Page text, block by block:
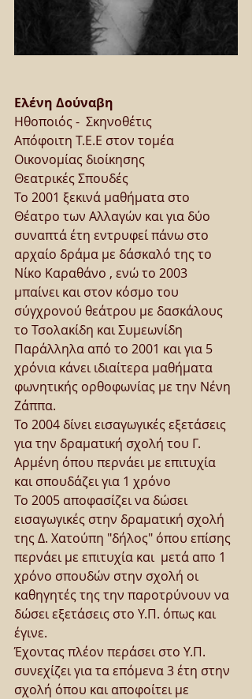
Ελένη Δούναβη
Ηθοποιός -  Σκηνοθέτις
Απόφοιτη Τ.Ε.Ε στον τομέα
Οικονομίας διοίκησης
Θεατρικές Σπουδές
Το 2001 ξεκινά μαθήματα στο
Θέατρο των Αλλαγών και για δύο
συναπτά έτη εντρυφεί πάνω στο
αρχαίο δράμα με δάσκαλό της το
Νίκο Καραθάνο , ενώ το 2003
μπαίνει και στον κόσμο του
σύγχρονού θεάτρου με δασκάλους
το Τσολακίδη και Συμεωνίδη
Παράλληλα από το 2001 και για 5
χρόνια κάνει ιδιαίτερα μαθήματα
φωνητικής ορθοφωνίας με την Νένη
Ζάππα.
Το 2004 δίνει εισαγωγικές εξετάσεις
για την δραματική σχολή του Γ.
Αρμένη όπου περνάει με επιτυχία
και σπουδάζει για 1 χρόνο
Το 2005 αποφασίζει να δώσει
εισαγωγικές στην δραματική σχολή
της Δ. Χατούπη "δήλος" όπου επίσης
περνάει με επιτυχία και  μετά απο 1
χρόνο σπουδών στην σχολή οι
καθηγητές της την παροτρύνουν να
δώσει εξετάσεις στο Υ.Π. όπως και
έγινε.
Έχοντας πλέον περάσει στο Υ.Π.
συνεχίζει για τα επόμενα 3 έτη στην
σχολή όπου και αποφοίτει με